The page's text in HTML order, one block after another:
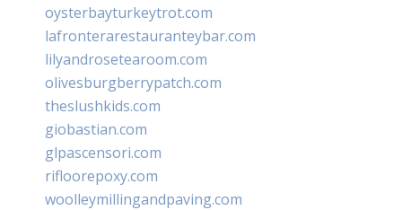
oysterbayturkeytrot.com
lafronterarestauranteybar.com
lilyandrosetearoom.com
olivesburgberrypatch.com
theslushkids.com
giobastian.com
glpascensori.com
rifloorepoxy.com
woolleymillingandpaving.com